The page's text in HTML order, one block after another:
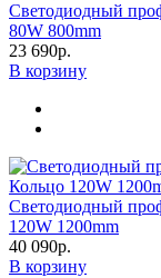
Светодиодный
80W 800mm
23 690р.
В корзину
Светодиодный
120W 1200mm
40 090р.
В корзину